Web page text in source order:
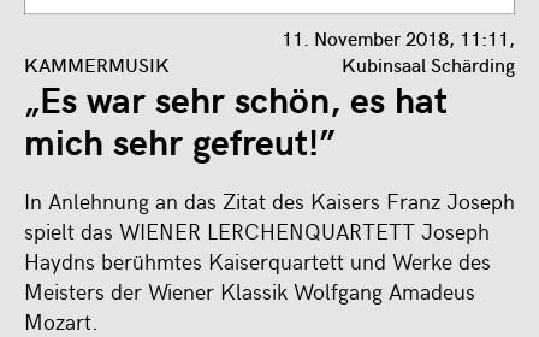
KAMMERMUSIK
11. November 2018, 11:11,
Kubinsaal Schärding
„Es war sehr schön, es hat
mich sehr gefreut!”
In Anlehnung an das Zitat des Kaisers Franz Joseph
spielt das WIENER LERCHENQUARTETT Joseph
Haydns berühmtes Kaiserquartett und Werke des
Meisters der Wiener Klassik Wolfgang Amadeus
Mozart.